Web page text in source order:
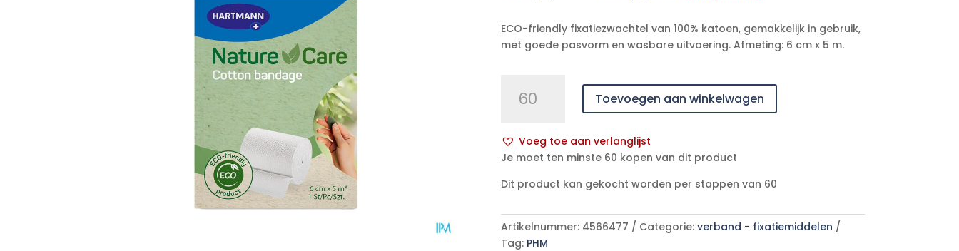
ECO-friendly fixatiezwachtel van 100% katoen, gemakkelijk in gebruik,
met goede pasvorm en wasbare uitvoering. Afmeting: 6 cm x 5 m.
Cotton
aantal
Toevoegen aan winkelwagen
Voeg toe aan verlanglijst
A
t
r
n
Je moet ten minste 60 kopen van dit product
Dit product kan gekocht worden per stappen van 60
Artikelnummer: 4566477 Categorie: verband - fixatiemiddelen
Tag: PHM